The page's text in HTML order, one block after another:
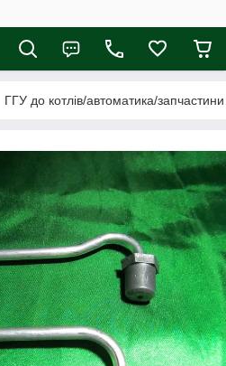
ГГУ до котлів/автоматика/запчастини